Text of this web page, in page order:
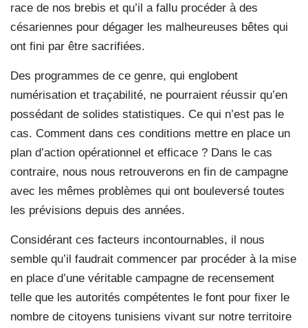
race de nos brebis et qu’il a fallu procéder à des
césariennes pour dégager les malheureuses bêtes qui
ont fini par être sacrifiées.
Des programmes de ce genre, qui englobent
numérisation et traçabilité, ne pourraient réussir qu’en
possédant de solides statistiques. Ce qui n’est pas le
cas. Comment dans ces conditions mettre en place un
plan d’action opérationnel et efficace ? Dans le cas
contraire, nous nous retrouverons en fin de campagne
avec les mêmes problèmes qui ont bouleversé toutes
les prévisions depuis des années.
Considérant ces facteurs incontournables, il nous
semble qu’il faudrait commencer par procéder à la mise
en place d’une véritable campagne de recensement
telle que les autorités compétentes le font pour fixer le
nombre de citoyens tunisiens vivant sur notre territoire